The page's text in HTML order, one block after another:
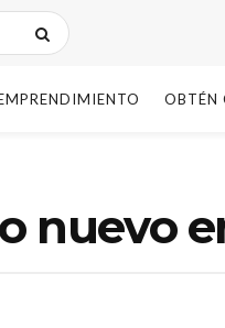
OBTÉN
nuevo